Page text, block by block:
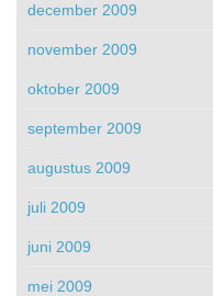
december 2009
november 2009
oktober 2009
september 2009
augustus 2009
juli 2009
juni 2009
mei 2009